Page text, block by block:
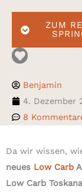
ZUM
Benjamin
4. Dezember
8
Da wir wissen,
neues Low Carb
Low Carb